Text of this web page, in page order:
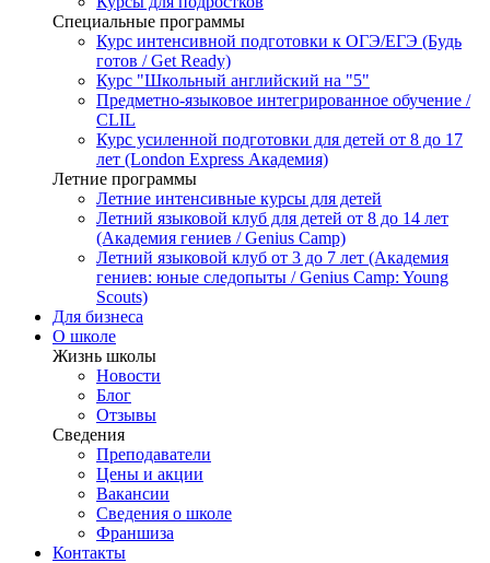
Специальные программы
Курс интенсивной подготовки к ОГЭ/ЕГЭ (Будь
готов / Get Ready)
Курс "Школьный английский на "5"
Предметно-языковое интегрированное обучение /
CLIL
Курс усиленной подготовки для детей от 8 до 17
лет (London Express Академия)
Летние программы
Летние интенсивные курсы для детей
Летний языковой клуб для детей от 8 до 14 лет
(Академия гениев / Genius Camp)
Летний языковой клуб от 3 до 7 лет (Академия
гениев: юные следопыты / Genius Camp: Young
Scouts)
Для бизнеса
О школе
Жизнь школы
Новости
Блог
Отзывы
Сведения
Преподаватели
Цены и акции
Вакансии
Сведения о школе
Франшиза
Контакты